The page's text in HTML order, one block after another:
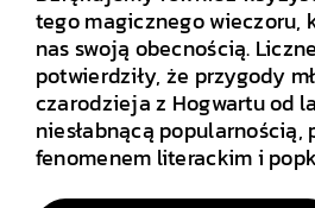
tego magicznego wieczoru,
nas swoją obecnością.
potwierdziły, że przygody
czarodzieja z Hogwartu od
niesłabnącą popularnością,
fenomenem literackim i